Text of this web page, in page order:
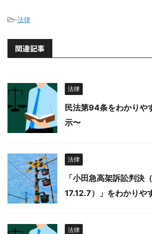
-法律
関連記事
法律
民法第94条をわかりや
示〜
法律
「小田急高架訴訟判決
17.12.7）」をわかりや
法律